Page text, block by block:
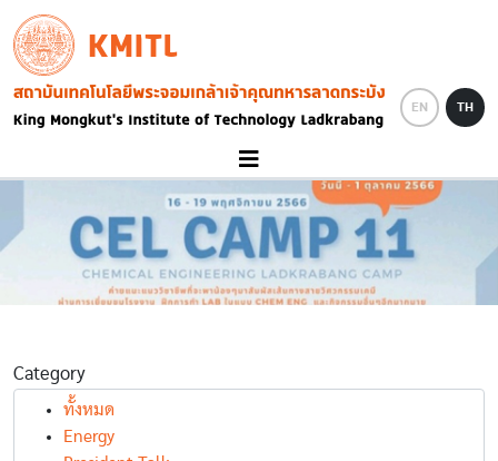
Skip to main content
KMITL
Image
EN TH
Category
ทั้งหมด
Energy